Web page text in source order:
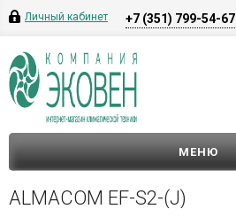
Личный кабинет +7 (351) 799-54-67
МЕНЮ
ALMACOM EF-S2-(J)